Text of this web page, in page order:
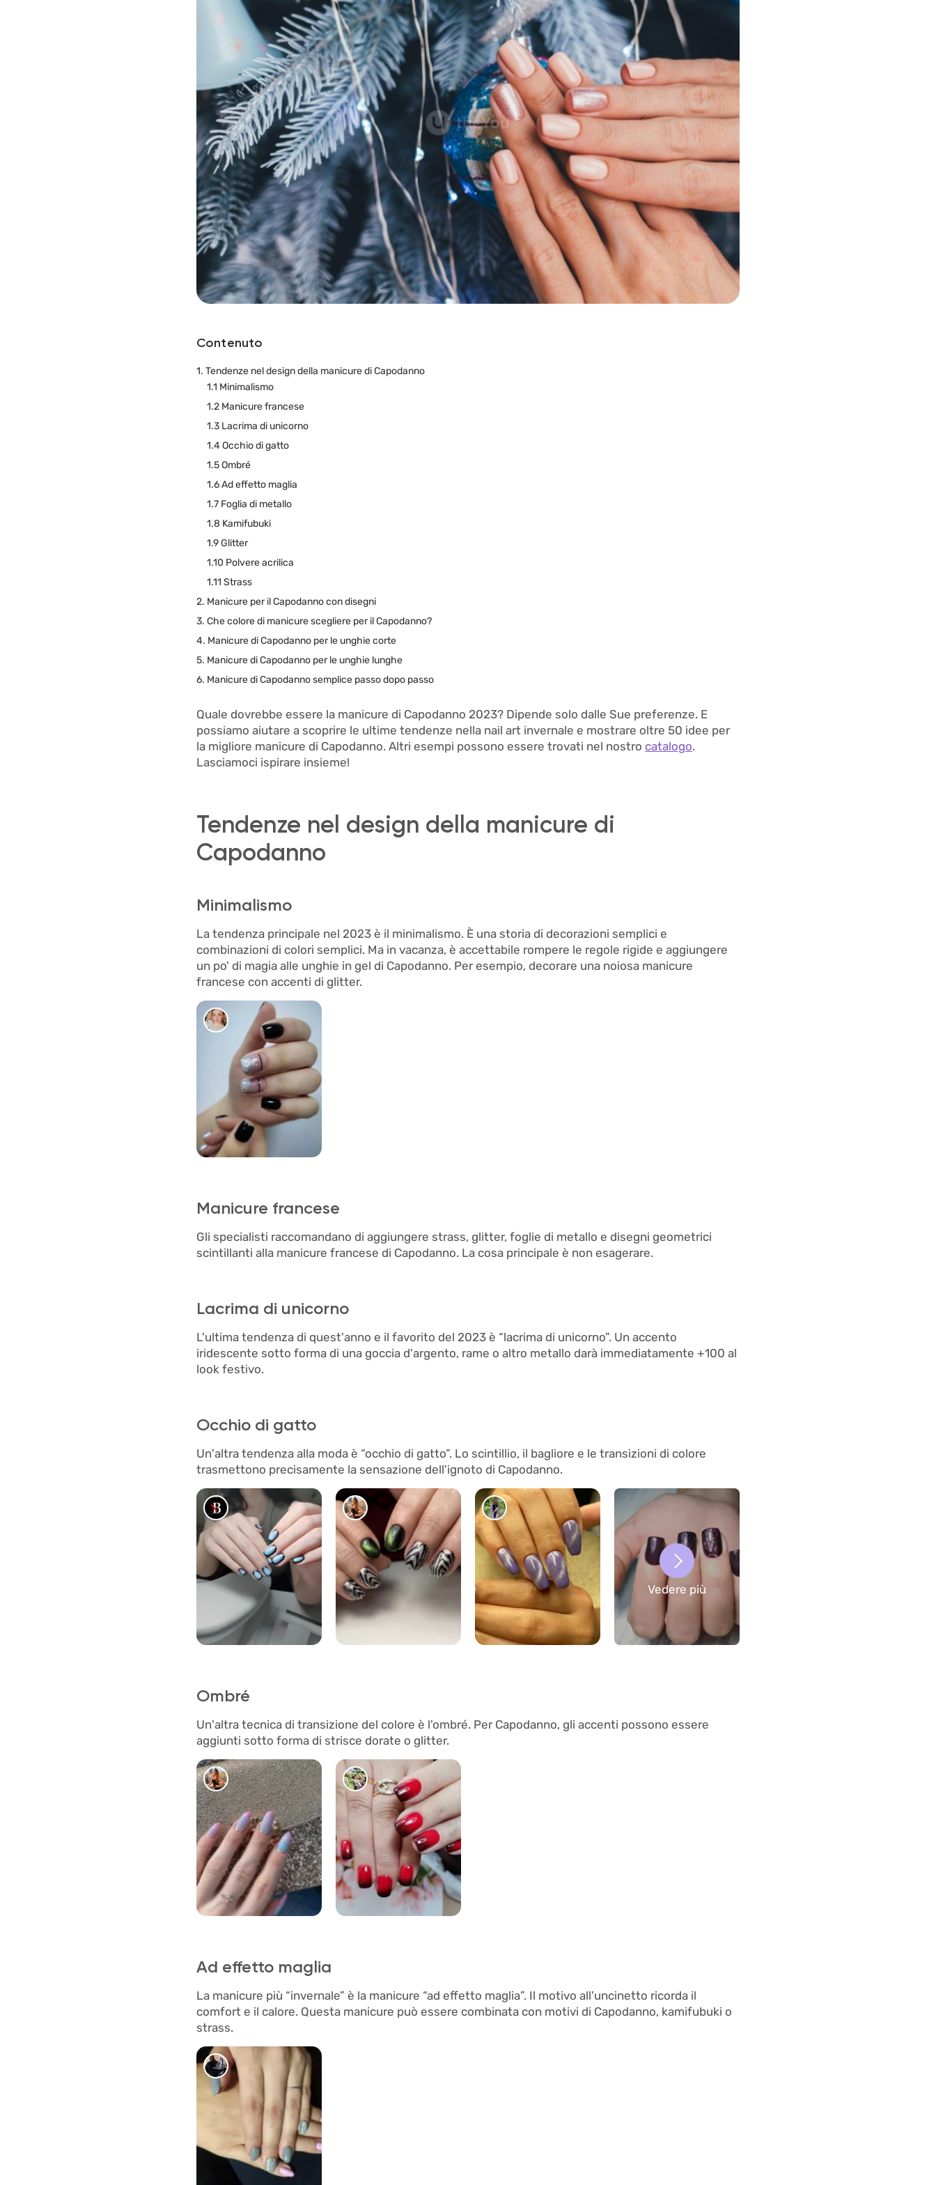
Contenuto
1. Tendenze nel design della manicure di Capodanno
1.1 Minimalismo
1.2 Manicure francese
1.3 Lacrima di unicorno
1.4 Occhio di gatto
1.5 Ombré
1.6 Ad effetto maglia
1.7 Foglia di metallo
1.8 Kamifubuki
1.9 Glitter
1.10 Polvere acrilica
1.11 Strass
2. Manicure per il Capodanno con disegni
3. Che colore di manicure scegliere per il Capodanno?
4. Manicure di Capodanno per le unghie corte
5. Manicure di Capodanno per le unghie lunghe
6. Manicure di Capodanno semplice passo dopo passo
Quale dovrebbe essere la manicure di Capodanno 2023? Dipende solo dalle Sue preferenze. E
possiamo aiutare a scoprire le ultime tendenze nella nail art invernale e mostrare oltre 50 idee per
la migliore manicure di Capodanno. Altri esempi possono essere trovati nel nostro catalogo.
Lasciamoci ispirare insieme!
Tendenze nel design della manicure di
Capodanno
Minimalismo
La tendenza principale nel 2023 è il minimalismo. È una storia di decorazioni semplici e
combinazioni di colori semplici. Ma in vacanza, è accettabile rompere le regole rigide e aggiungere
un po' di magia alle unghie in gel di Capodanno. Per esempio, decorare una noiosa manicure
francese con accenti di glitter.
106
Manicure francese
Gli specialisti raccomandano di aggiungere strass, glitter, foglie di metallo e disegni geometrici
scintillanti alla manicure francese di Capodanno. La cosa principale è non esagerare.
Lacrima di unicorno
L'ultima tendenza di quest'anno e il favorito del 2023 è “lacrima di unicorno”. Un accento
iridescente sotto forma di una goccia d'argento, rame o altro metallo darà immediatamente +100 al
look festivo.
Occhio di gatto
Un'altra tendenza alla moda è “occhio di gatto”. Lo scintillio, il bagliore e le transizioni di colore
trasmettono precisamente la sensazione dell'ignoto di Capodanno.
0 193
Vedere più
Ombré
Un'altra tecnica di transizione del colore è l'ombré. Per Capodanno, gli accenti possono essere
aggiunti sotto forma di strisce dorate o glitter.
5378
Ad effetto maglia
La manicure più “invernale” è la manicure “ad effetto maglia”. Il motivo all'uncinetto ricorda il
comfort e il calore. Questa manicure può essere combinata con motivi di Capodanno, kamifubuki o
strass.